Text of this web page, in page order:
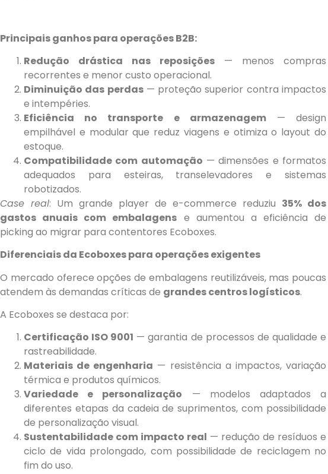
Principais ganhos para operações B2B:
Redução drástica nas reposições — menos compras
recorrentes e menor custo operacional.
Diminuição das perdas— proteção superior contra impactos
e intempéries.
Eficiência no transporte e armazenagem— design
empilhável e modular que reduz viagens e otimiza o layout do
estoque.
Compatibilidade com automação — dimensões e formatos
adequados para esteiras, transelevadores e sistemas
robotizados.
Case real: Um grande player de e-commerce reduziu 35% dos
gastos anuais com embalagens e aumentou a eficiência de
picking ao migrar para contentores Ecoboxes.
Diferenciais da Ecoboxes para operações exigentes
O mercado oferece opções de embalagens reutilizáveis, mas poucas
atendem às demandas críticas de grandes centros logísticos.
A Ecoboxes se destaca por:
Certificação ISO 9001 — garantia de processos de qualidade e
rastreabilidade.
Materiais de engenharia — resistência a impactos, variação
térmica e produtos químicos.
Variedade e personalização — modelos adaptados a
diferentes etapas da cadeia de suprimentos, com possibilidade
de personalização visual.
Sustentabilidade com impacto real — redução de resíduos e
ciclo de vida prolongado, com possibilidade de reciclagem no
fim do uso.